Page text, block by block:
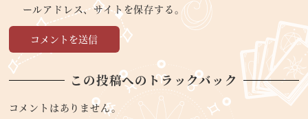
ールアドレス、サイトを保存する。
この投稿へのトラックバック
コメントはありません。